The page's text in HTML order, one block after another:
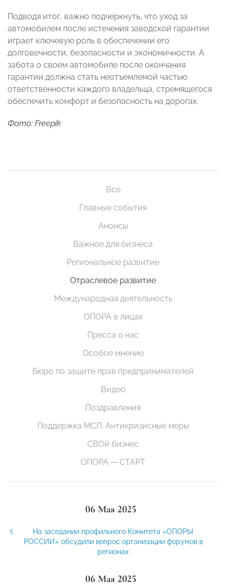
Подводя итог, важно подчеркнуть, что уход за
автомобилем после истечения заводской гарантии
играет ключевую роль в обеспечении его
долговечности, безопасности и экономичности. А
забота о своем автомобиле после окончания
гарантии должна стать неотъемлемой частью
ответственности каждого владельца, стремящегося
обеспечить комфорт и безопасность на дорогах.
Фото: Freepik
Все
Главные события
Анонсы
Важное для бизнеса
Региональное развитие
Отраслевое развитие
Международная деятельность
ОПОРА в лицах
Пресса о нас
Особое мнение
Бюро по защите прав предпринимателей
Видео
Поздравления
Поддержка МСП. Антикризисные меры
СВОй бизнес
ОПОРА — СТАРТ
06 Мая 2025
На заседании профильного Комитета «ОПОРЫ
РОССИИ» обсудили вопрос организации форумов в
регионах
06 Мая 2025